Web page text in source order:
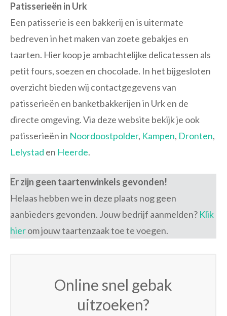
Patisserieën in Urk
Een patisserie is een bakkerij en is uitermate
bedreven in het maken van zoete gebakjes en
taarten. Hier koop je ambachtelijke delicatessen als
petit fours, soezen en chocolade. In het bijgesloten
overzicht bieden wij contactgegevens van
patisserieën en banketbakkerijen in Urk en de
directe omgeving. Via deze website bekijk je ook
patisserieën in Noordoostpolder, Kampen, Dronten,
Lelystad en Heerde.
Er zijn geen taartenwinkels gevonden!
Helaas hebben we in deze plaats nog geen
aanbieders gevonden. Jouw bedrijf aanmelden? Klik
hierom jouw taartenzaak toe te voegen.
Online snel gebak
uitzoeken?